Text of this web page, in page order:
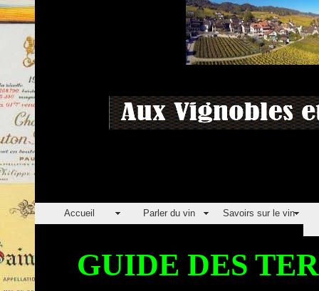
Accueil Parler du vin Savoirs sur le vin
GUIDE DES